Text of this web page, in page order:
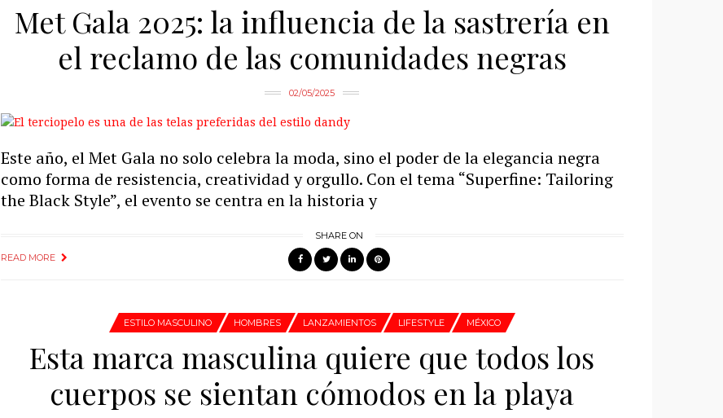
Met Gala 2025: la influencia de la sastrería en
el reclamo de las comunidades negras
02/05/2025
Este año, el Met Gala no solo celebra la moda, sino el poder de la elegancia negra
como forma de resistencia, creatividad y orgullo. Con el tema “Superfine: Tailoring
the Black Style”, el evento se centra en la historia y
READ MORE
SHARE ON
ESTILO MASCULINO HOMBRES LANZAMIENTOS LIFESTYLE MÉXICO
Esta marca masculina quiere que todos los
cuerpos se sientan cómodos en la playa